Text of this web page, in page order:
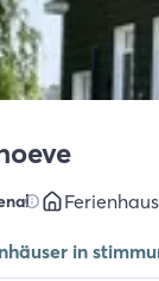
Ferienhaus
in